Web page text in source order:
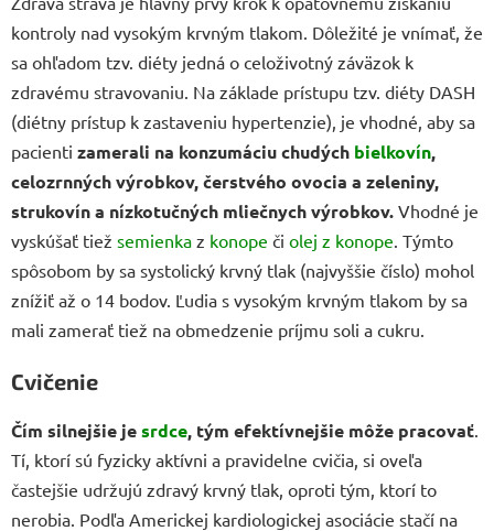
kontroly nad vysokým krvným tlakom. Dôležité je vnímať, že
sa ohľadom tzv. diéty jedná o celoživotný záväzok k
zdravému stravovaniu. Na základe prístupu tzv. diéty DASH
(diétny prístup k zastaveniu hypertenzie), je vhodné, aby sa
pacienti zamerali na konzumáciu chudých bielkovín,
celozrnných výrobkov, čerstvého ovocia a zeleniny,
strukovín a nízkotučných mliečnych výrobkov. Vhodné je
vyskúšať tiež semienka z konope či olej z konope . Týmto
spôsobom by sa systolický krvný tlak (najvyššie číslo) mohol
znížiť až o 14 bodov. Ľudia s vysokým krvným tlakom by sa
mali zamerať tiež na obmedzenie príjmu soli a cukru.
Cvičenie
Čím silnejšie jesrdce, tým efektívnejšie môže pracovať
Tí, ktorí sú fyzicky aktívni a pravidelne cvičia, si oveľa
častejšie udržujú zdravý krvný tlak, oproti tým, ktorí to
nerobia. Podľa Americkej kardiologickej asociácie stačí na